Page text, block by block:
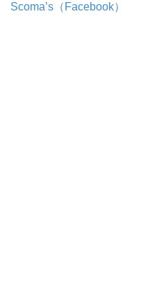
Scoma’s（Facebook）